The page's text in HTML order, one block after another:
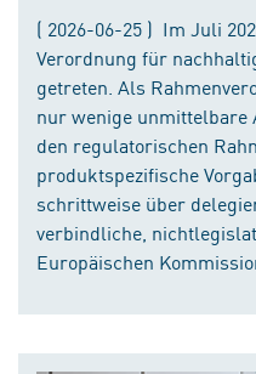
( 2026-06-25 ) Im Juli
Verordnung für
getreten. Als
nur wenige unmittelbare
den regulatorischen
produktspezifische
schrittweise über
verbindliche,
Europäischen